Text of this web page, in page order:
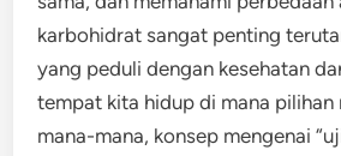
karbohidrat sangat penting
yang peduli dengan kesehatan
tempat kita hidup di mana pilihan
mana-mana, konsep mengenai